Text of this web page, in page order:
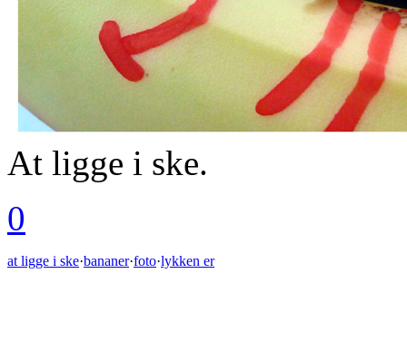
At ligge i ske.
0
at ligge i ske·bananer·foto·lykken er